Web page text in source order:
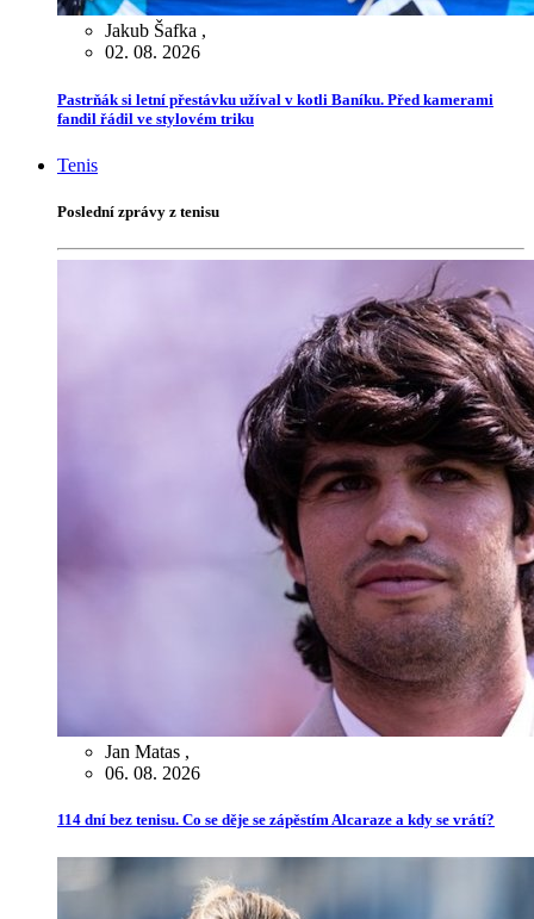
Jakub Šafka ,
02. 08. 2026
Pastrňák si letní přestávku užíval v kotli Baníku. Před kamerami
fandil řádil ve stylovém triku
Tenis
Poslední zprávy z tenisu
Jan Matas ,
06. 08. 2026
114 dní bez tenisu. Co se děje se zápěstím Alcaraze a kdy se vrátí?